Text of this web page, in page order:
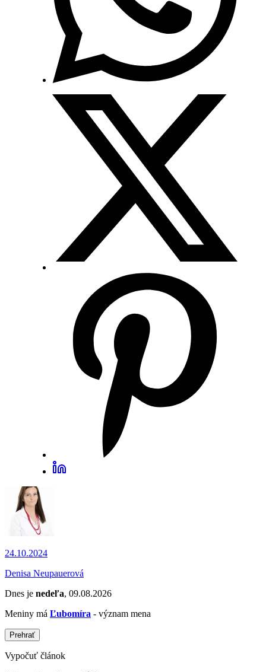
24.10.2024
Denisa Neupauerová
Dnes je nedeľa, 09.08.2026
Meniny má Ľubomíra - význam mena
Prehrať
Vypočuť článok